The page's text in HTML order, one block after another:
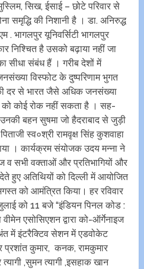
सिख, ईसाई – छोटे परिवार से
की निशानी है । डा. अनिरुद्ध
. भागलपुर यूनिवर्सिटी भागलपुर
निश्चित है उसको बढ़ाया नहीं जा
सीधा संबंध हैं । गरीब देशों में
विस्फोट के दुष्परिणाम भुगत
दर से भारत जैसे अधिक जनसंख्या
को कोई रोक नहीं सकता है । सह-
बहन सुषमा जो हैदराबाद से जुड़ी
स्व०श्री रामवृक्ष सिंह कुशवाहा
। कार्यक्रम संयोजक उदय मन्ना ने
व सभी वक्ताओं और प्रतिभागियों और
हुए अतिथियों को दिल्ली में आयोजित
को‌ आमंत्रित किया। हर रविवार
को 11 बजे “इंडियन पिनल कोड :
एसोसिएशन द्वारा को-ऑर्गेनाइज
में इंटरैक्टिव सेशन में एडवोकेट
प्रशांत कुमार, कनक, रामकुमार
,सुमन त्यागी ,इसहाक खान